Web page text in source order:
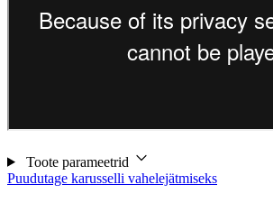
Toote parameetrid
Puudutage karusselli vahelejätmiseks